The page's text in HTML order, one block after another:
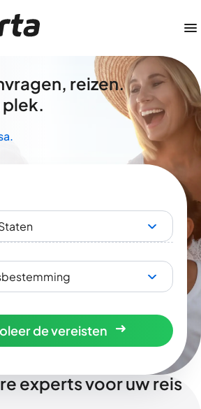
reizen.
plek.
de vereisten
experts voor uw reis